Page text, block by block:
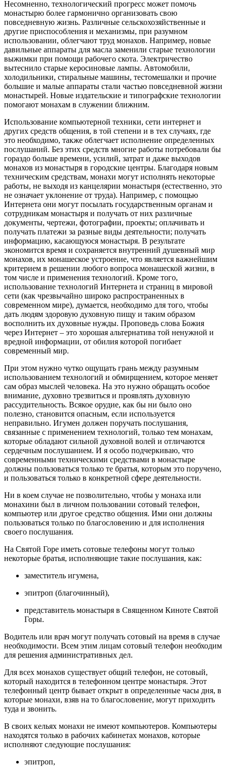
Несомненно, технологический прогресс может помочь
монастырю более гармонично организовать свою
повседневную жизнь. Различные сельскохозяйственные и
другие приспособления и механизмы, при разумном
использовании, облегчают труд монахов. Например, новые
давильные аппараты для масла заменили старые технологии
выжимки при помощи рабочего скота. Электричество
вытеснило старые керосиновые лампы. Автомобили,
холодильники, стиральные машины, тестомешалки и прочие
большие и малые аппараты стали частью повседневной жизни
монастырей. Новые издательские и типографские технологии
помогают монахам в служении ближним.
Использование компьютерной техники, сети интернет и
других средств общения, в той степени и в тех случаях, где
это необходимо, также облегчает исполнение определенных
послушаний. Без этих средств многие работы потребовали бы
гораздо больше времени, усилий, затрат и даже выходов
монахов из монастыря в городские центры. Благодаря новым
техническим средствам, монахи могут исполнять некоторые
работы, не выходя из канцелярии монастыря (естественно, это
не означает уклонение от труда). Например, с помощью
Интернета они могут посылать государственным органам и
сотрудникам монастыря и получать от них различные
документы, чертежи, фотографии, проекты; оплачивать и
получать платежи за разные виды деятельности; получать
информацию, касающуюся монастыря. В результате
экономится время и сохраняется внутренний душевный мир
монахов, их монашеское устроение, что является важнейшим
критерием в решении любого вопроса монашеской жизни, в
том числе и применения технологий. Кроме того,
использование технологий Интернета и страниц в мировой
сети (как чрезвычайно широко распространенных в
современном мире), думается, необходимо для того, чтобы
дать людям здоровую духовную пищу и таким образом
восполнить их духовные нужды. Проповедь слова Божия
через Интернет – это хорошая альтернатива той ненужной и
вредной информации, от обилия которой погибает
современный мир.
При этом нужно чутко ощущать грань между разумным
использованием технологий и обмирщением, которое меняет
сам образ мыслей человека. На это нужно обращать особое
внимание, духовно трезвиться и проявлять духовную
рассудительность. Всякое орудие, как бы ни было оно
полезно, становится опасным, если используется
неправильно. Игумен должен поручать послушания,
связанные с применением технологий, только тем монахам,
которые обладают сильной духовной волей и отличаются
сердечным послушанием. И я особо подчеркиваю, что
современными техническими средствами в монастыре
должны пользоваться только те братья, которым это поручено,
и пользоваться только в конкретной сфере деятельности.
Ни в коем случае не позволительно, чтобы у монаха или
монахини был в личном пользовании сотовый телефон,
компьютер или другое средство общения. Ими они должны
пользоваться только по благословению и для исполнения
своего послушания.
На Святой Горе иметь сотовые телефоны могут только
некоторые братья, исполняющие такие послушания, как:
заместитель игумена,
эпитроп (благочинный),
представитель монастыря в Священном Киноте Святой
Горы.
Водитель или врач могут получать сотовый на время в случае
необходимости. Всем этим лицам сотовый телефон необходим
для решения административных дел.
Для всех монахов существует общий телефон, не сотовый,
который находится в телефонном центре монастыря. Этот
телефонный центр бывает открыт в определенные часы дня, в
которые монахи, взяв на то благословение, могут приходить
туда и звонить.
В своих кельях монахи не имеют компьютеров. Компьютеры
находятся только в рабочих кабинетах монахов, которые
исполняют следующие послушания:
эпитроп,